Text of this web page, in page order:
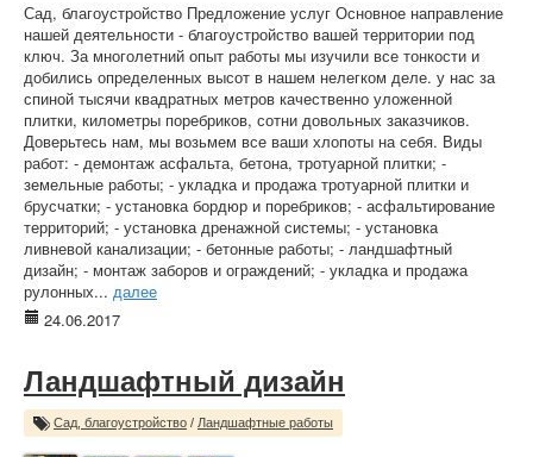
Сад, благоустройство Предложение услуг Основное направление
нашей деятельности - благоустройство вашей территории под
ключ. За многолетний опыт работы мы изучили все тонкости и
добились определенных высот в нашем нелегком деле. у нас за
спиной тысячи квадратных метров качественно уложенной
плитки, километры поребриков, сотни довольных заказчиков.
Доверьтесь нам, мы возьмем все ваши хлопоты на себя. Виды
работ: - демонтаж асфальта, бетона, тротуарной плитки; -
земельные работы; - укладка и продажа тротуарной плитки и
брусчатки; - установка бордюр и поребриков; - асфальтирование
территорий; - установка дренажной системы; - установка
ливневой канализации; - бетонные работы; - ландшафтный
дизайн; - монтаж заборов и ограждений; - укладка и продажа
рулонных... далее
24.06.2017
Ландшафтный дизайн
Сад, благоустройство / Ландшафтные работы